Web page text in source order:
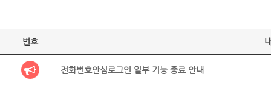
번호
전화번호안심로그인 일부 기능 종료 안내